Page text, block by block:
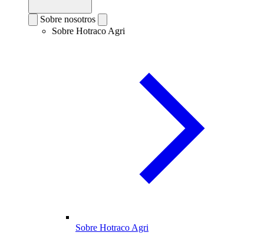
Sobre nosotros
Sobre Hotraco Agri
Sobre Hotraco Agri